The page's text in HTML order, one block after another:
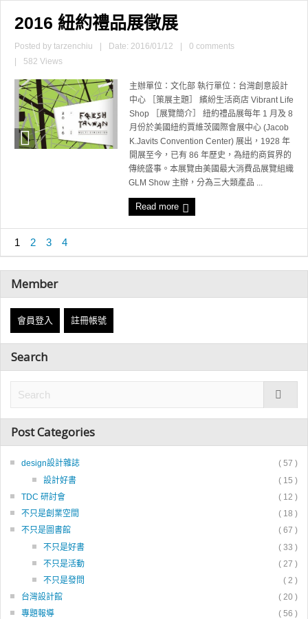
2016 紐約禮品展徵展
Posted by tarzenchiu Date: 2016/01/12
0 comments
582 Views
主辦單位：文化部 執行單位：台灣創意設計
中心 ［策展主題］ 繽紛生活商店 Vibrant Life
Shop ［展覽簡介］ 紐約禮品展每年 1 月及 8
月份於美國紐約賈維茨國際會展中心 (Jacob
K.Javits Convention Center) 展出，1928 年
開展至今，已有 86 年歷史，為紐約商貿界的
傳統盛事。本展覽由美國最大消費品展覽組織
GLM Show 主辦，分為三大類產品 ...
Read more
1 2 3 4
Member
會員登入 註冊帳號
Search
Post Categories
design設計雜誌
( 57 )
設計好書
( 15 )
TDC 研討會
( 12 )
不只是創業空間
( 18 )
不只是圖書館
( 67 )
不只是好書
( 33 )
不只是活動
( 27 )
不只是發問
( 2 )
台灣設計館
( 20 )
專題報導
( 56 )